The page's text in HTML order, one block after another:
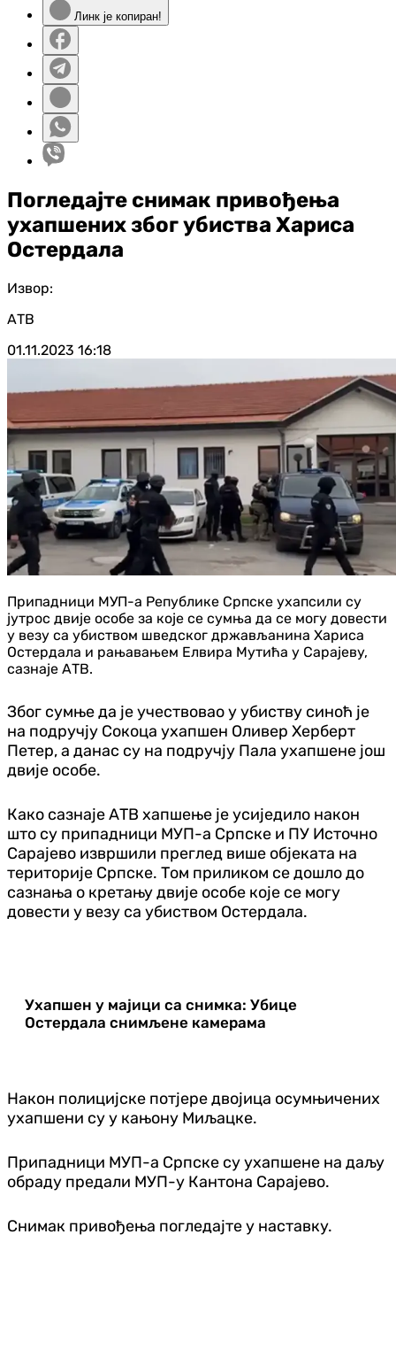
Линк је копиран!
Погледајте снимак привођења
ухапшених због убиства Хариса
Остердала
Извор:
АТВ
01.11.2023 16:18
Припадници МУП-а Републике Српске ухапсили су
јутрос двије особе за које се сумња да се могу довести
у везу са убиством шведског држављанина Хариса
Остердала и рањавањем Елвира Мутића у Сарајеву,
сазнаје АТВ.
Због сумње да је учествовао у убиству синоћ је
на подручју Сокоца ухапшен Оливер Херберт
Петер, а данас су на подручју Пала ухапшене још
двије особе.
Како сазнаје АТВ хапшење је усиједило након
што су припадници МУП-а Српске и ПУ Источно
Сарајево извршили преглед више објеката на
територије Српске. Том приликом се дошло до
сазнања о кретању двије особе које се могу
довести у везу са убиством Остердала.
Ухапшен у мајици са снимка: Убице
Остердала снимљене камерама
Након полицијске потјере двојица осумњичених
ухапшени су у кањону Миљацке.
Припадници МУП-а Српске су ухапшене на даљу
обраду предали МУП-у Кантона Сарајево.
Снимак привођења погледајте у наставку.